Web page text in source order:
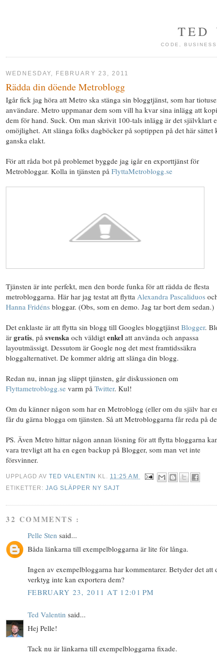
TED
CODE,
WEDNESDAY, FEBRUARY 23, 2011
Rädda din döende Metroblogg
Igår fick jag höra att Metro ska stänga sin bloggtjänst, som har
användare. Metro uppmanar dem som vill ha kvar sina inlägg att
dem för hand. Suck. Om man skrivit 100-tals inlägg är det självklart
omöjlighet. Att slänga folks dagböcker på soptippen på det här sättet
ganska elakt.
För att råda bot på problemet byggde jag igår en exporttjänst för
Metrobloggar. Kolla in tjänsten på FlyttaMetroblogg.se
Tjänsten är inte perfekt, men den borde funka för att rädda de flesta
metrobloggarna. Här har jag testat att flytta Alexandra Pascaliduos
Hanna Fridéns bloggar. (Obs, som en demo. Jag tar bort dem sedan.)
Det enklaste är att flytta sin blogg till Googles bloggtjänst Blogger.
är gratis, på svenska och väldigt enkel att använda och anpassa
layoutmässigt. Dessutom är Google nog det mest framtidssäkra
bloggalternativet. De kommer aldrig att slänga din blogg.
Redan nu, innan jag släppt tjänsten, går diskussionen om
Flyttametroblogg.se varm på Twitter. Kul!
Om du känner någon som har en Metroblogg (eller om du själv har
får du gärna blogga om tjänsten. Så att Metrobloggarna får reda på
PS. Även Metro hittar någon annan lösning för att flytta bloggarna
vara trevligt att ha en egen backup på Blogger, som man vet inte
försvinner.
UPPLAGD AVTED VALENTIN KL. 11:25 AM
ETIKETTER:JAG SLÄPPER NY SAJT
32 COMMENTS :
Pelle Sten said...
Båda länkarna till exempelbloggarna är lite för långa.
Ingen av exempelbloggarna har kommentarer. Betyder det att
verktyg inte kan exportera dem?
FEBRUARY 23, 2011 AT 12:01 PM
Ted Valentin said...
Hej Pelle!
Tack nu är länkarna till exempelbloggarna fixade.